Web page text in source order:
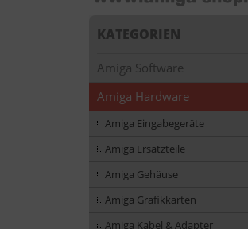
KATEGORIEN
Amiga Software
Amiga Hardware
Amiga Eingabegeräte
Amiga Ersatzteile
Amiga Gehäuse
Amiga Grafikkarten
Amiga Kabel & Adapter